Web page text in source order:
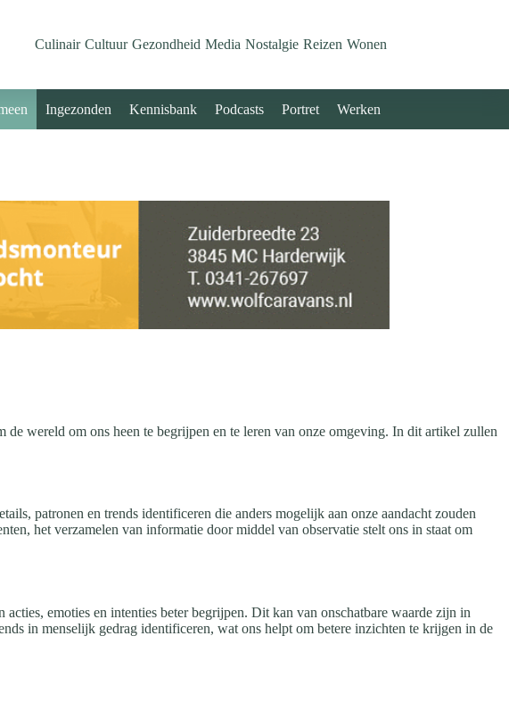
Culinair Cultuur Gezondheid Media Nostalgie Reizen Wonen
Ingezonden Kennisbank Podcasts Portret Werken
wereld om ons heen te begrijpen en te leren van onze omgeving. In dit artikel zullen
patronen en trends identificeren die anders mogelijk aan onze aandacht zouden
het verzamelen van informatie door middel van observatie stelt ons in staat om
emoties en intenties beter begrijpen. Dit kan van onschatbare waarde zijn in
in menselijk gedrag identificeren, wat ons helpt om betere inzichten te krijgen in de